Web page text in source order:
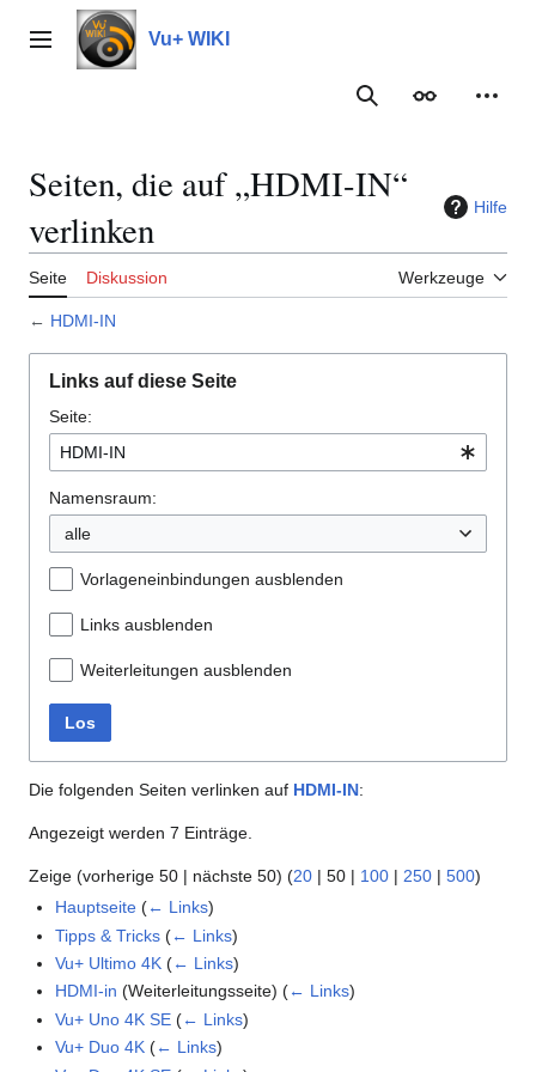
Inhalt
springenHauptmenü Vu+ WIKI
Suche
Seiten, die auf „HDMI-IN“
verlinken
Hilfe
Seite Diskussion Werkzeuge
← HDMI-IN
Links auf diese Seite
Seite:
Namensraum:
alle
Vorlageneinbindungen ausblenden
Links ausblenden
Weiterleitungen ausblenden
Los
Die folgenden Seiten verlinken auf HDMI-IN:
Angezeigt werden 7 Einträge.
Zeige (vorherige 50 | nächste 50) (20 | 50 | 100 | 250 | 500)
Hauptseite (← Links)
Tipps & Tricks (← Links)
Vu+ Ultimo 4K (← Links)
HDMI-in (Weiterleitungsseite)(← Links)
Vu+ Uno 4K SE (← Links)
Vu+ Duo 4K (← Links)